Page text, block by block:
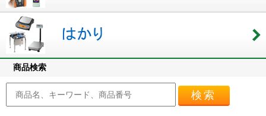
商品検索
検索